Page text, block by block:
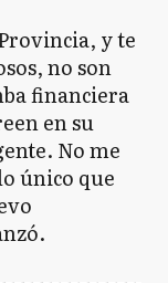
y te
no son
financiera
en su
No me
único que